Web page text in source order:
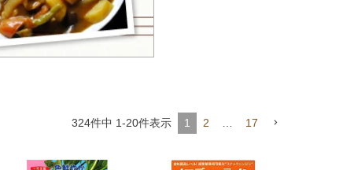
324件中 1-20件表示 1 2 … 17